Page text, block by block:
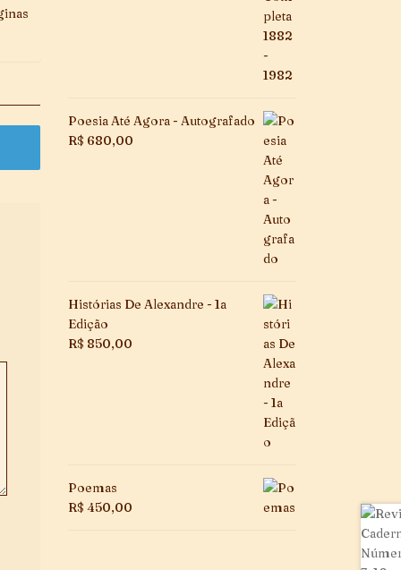
Poesia Até Agora - Autografado
R$ 680,00
Histórias De Alexandre - 1a
Edição
R$ 850,00
Poemas
R$ 450,00